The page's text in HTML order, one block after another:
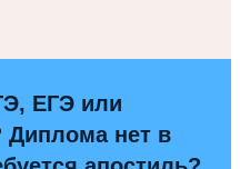
ЕГЭ или
Диплома нет в